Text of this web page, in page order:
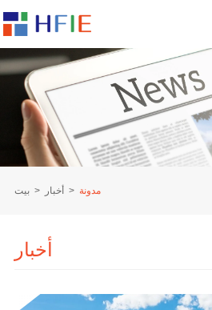
بيت أخبار مدونة
أخبار